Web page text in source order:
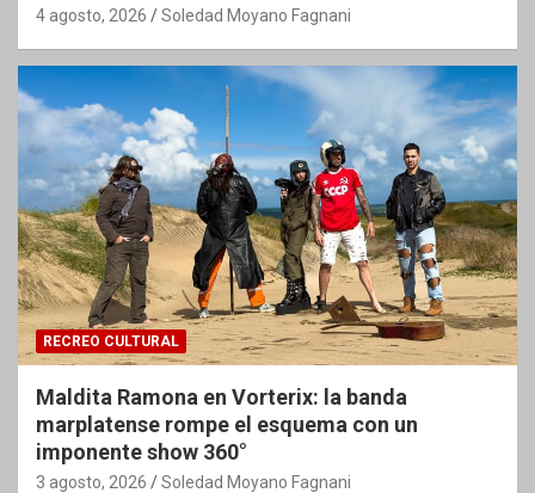
4 agosto, 2026 Soledad Moyano Fagnani
RECREO CULTURAL
Maldita Ramona en Vorterix: la banda
marplatense rompe el esquema con un
imponente show 360°
3 agosto, 2026 Soledad Moyano Fagnani